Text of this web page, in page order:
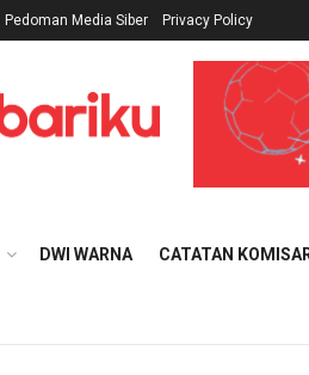
Pedoman Media Siber Privacy Policy
DWI WARNA CATATAN